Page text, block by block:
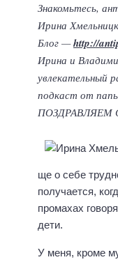
Знакомьтесь,
Ирина
Блог —http://
Ирина и
увлекательный
подкаст от
ще о себе
получается,
промахах
дети.
У меня, кроме